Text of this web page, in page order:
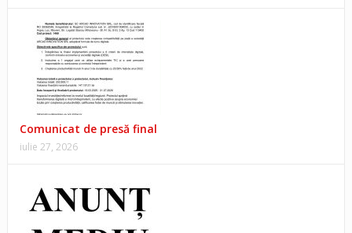
Comunicat de presă final
iulie 27, 2026